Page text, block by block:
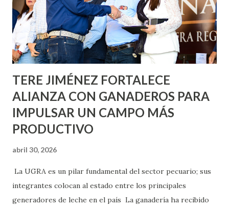
llevará este programa a Villas de Nuestra Señora de la
Asunción, Avenida Alameda y Decreto 27 de Septiembre, en
los edificios FOVISSSTE Ojo de Agua, en la comunidad
Norias de Paso Hondo y en los edificios de...
TERE JIMÉNEZ FORTALECE
ALIANZA CON GANADEROS PARA
IMPULSAR UN CAMPO MÁS
PRODUCTIVO
abril 30, 2026
La UGRA es un pilar fundamental del sector pecuario; sus
integrantes colocan al estado entre los principales
generadores de leche en el país La ganadería ha recibido